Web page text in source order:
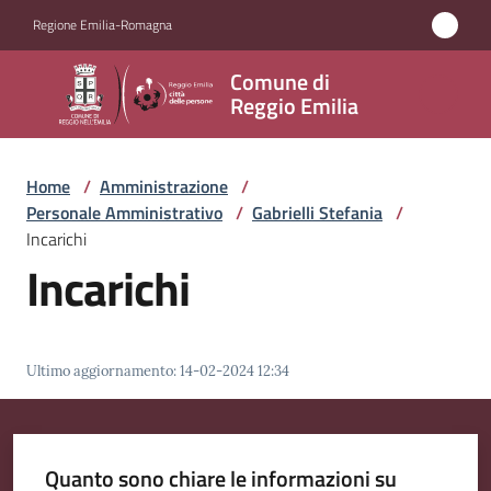
Regione Emilia-Romagna
Comune di
Reggio Emilia
Comune
di
Reggio
Emilia
Amministrazione
Menu selezionato
Reggio
Home / Amministrazione /
Personale Amministrativo / Gabrielli Stefania /
Incarichi
Incarichi
Ultimo aggiornamento:14-02-2024 12:34
Quanto sono chiare le informazioni su